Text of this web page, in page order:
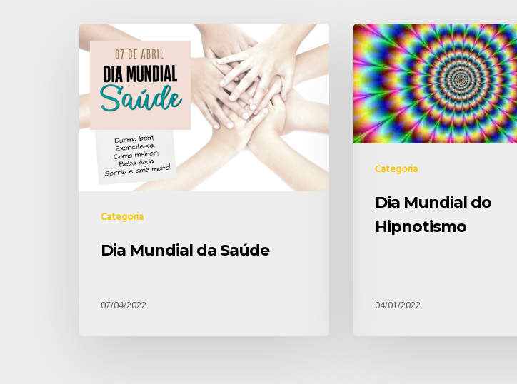
Categoria
Dia Mundial da Saúde
07/04/2022
Categoria
Dia Mundial do
Hipnotismo
04/01/2022